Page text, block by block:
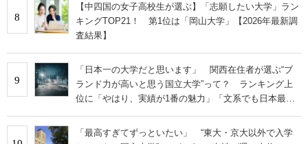
8
【中四国の女子高校生が選ぶ】「志願したい大学」ラン
キングTOP21！ 第1位は「岡山大学」【2026年最新調
査結果】
9
「日本一の大学だと思います」 関西在住者が選ぶ“ブ
ランド力が高いと思う国立大学”って？ ランキング上
位に「やはり、実績が1番の魅力」「文系でも日本最高
「最高すぎてずっといたい」 “東大・京大以外で入学